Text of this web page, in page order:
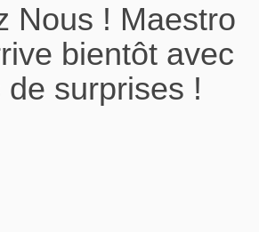
Nous ! Maestro
bientôt avec
de surprises !